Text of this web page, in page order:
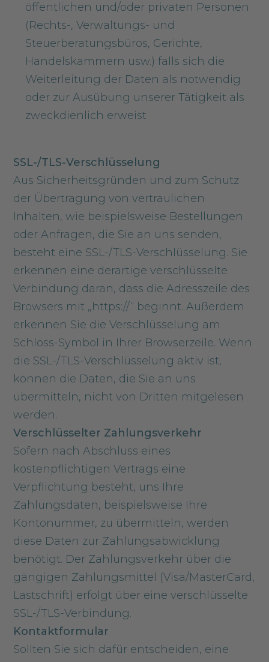
öffentlichen und/oder privaten Personen
(Rechts-, Verwaltungs- und
Steuerberatungsbüros, Gerichte,
Handelskammern usw.) falls sich die
Weiterleitung der Daten als notwendig
oder zur Ausübung unserer Tätigkeit als
zweckdienlich erweist
SSL-/TLS-Verschlüsselung
Aus Sicherheitsgründen und zum Schutz
der Übertragung von vertraulichen
Inhalten, wie beispielsweise Bestellungen
oder Anfragen, die Sie an uns senden,
besteht eine SSL-/TLS-Verschlüsselung. Sie
erkennen eine derartige verschlüsselte
Verbindung daran, dass die Adresszeile des
Browsers mit „https://“ beginnt. Außerdem
erkennen Sie die Verschlüsselung am
Schloss-Symbol in Ihrer Browserzeile. Wenn
die SSL-/TLS-Verschlüsselung aktiv ist,
können die Daten, die Sie an uns
übermitteln, nicht von Dritten mitgelesen
werden.
Verschlüsselter Zahlungsverkehr
Sofern nach Abschluss eines
kostenpflichtigen Vertrags eine
Verpflichtung besteht, uns Ihre
Zahlungsdaten, beispielsweise Ihre
Kontonummer, zu übermitteln, werden
diese Daten zur Zahlungsabwicklung
benötigt. Der Zahlungsverkehr über die
gängigen Zahlungsmittel (Visa/MasterCard,
Lastschrift) erfolgt über eine verschlüsselte
SSL-/TLS-Verbindung.
Kontaktformular
Sollten Sie sich dafür entscheiden, eine